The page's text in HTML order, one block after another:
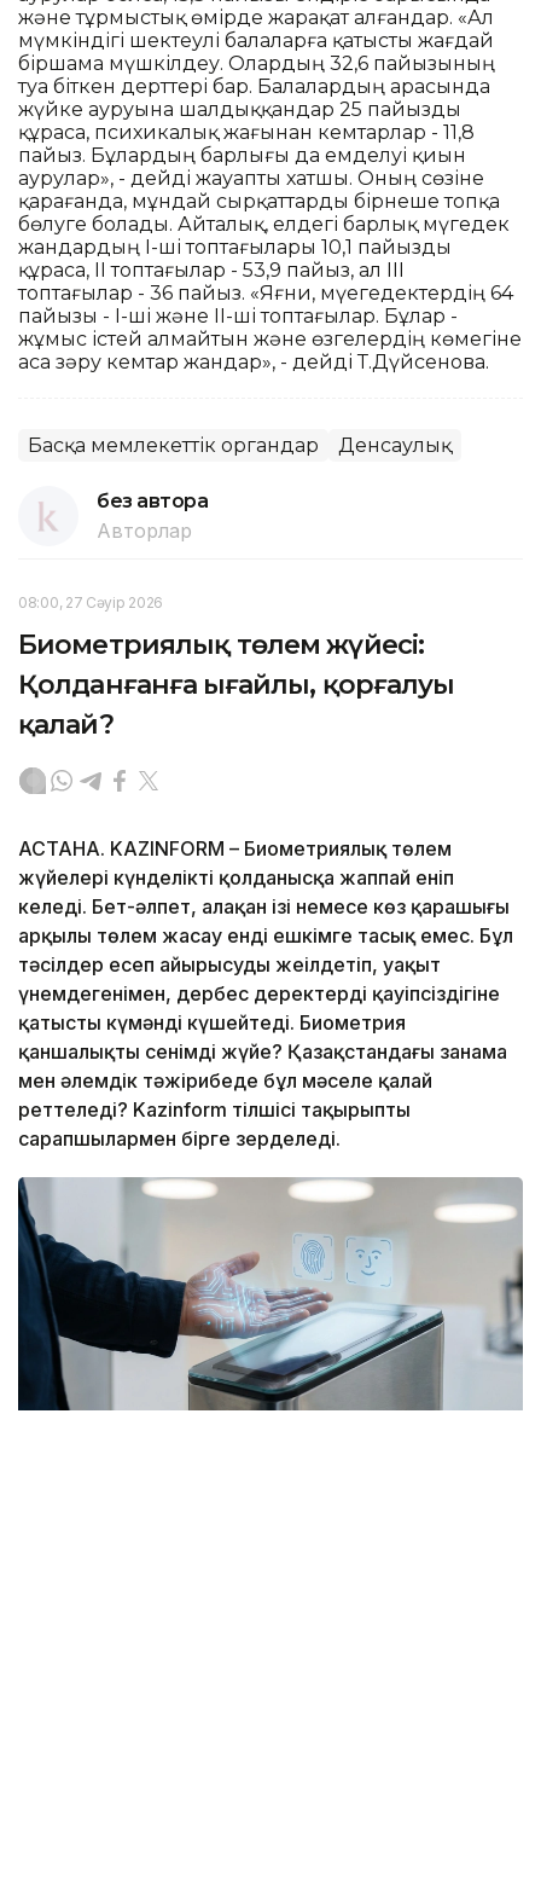
және тұрмыстық өмірде жарақат алғандар. «Ал
мүмкіндігі шектеулі балаларға қатысты жағдай
біршама мүшкілдеу. Олардың 32,6 пайызының
туа біткен дерттері бар. Балалардың арасында
жүйке ауруына шалдыққандар 25 пайызды
құраса, психикалық жағынан кемтарлар - 11,8
пайыз. Бұлардың барлығы да емделуі қиын
аурулар», - дейді жауапты хатшы. Оның сөзіне
қарағанда, мұндай сырқаттарды бірнеше топқа
бөлуге болады. Айталық, елдегі барлық мүгедек
жандардың I-ші топтағылары 10,1 пайызды
құраса, II топтағылар - 53,9 пайыз, ал III
топтағылар - 36 пайыз. «Яғни, мүегедектердің 64
пайызы - I-ші және II-ші топтағылар. Бұлар -
жұмыс істей алмайтын және өзгелердің көмегіне
аса зәру кемтар жандар», - дейді Т.Дүйсенова.
Басқа мемлекеттік органдар Денсаулық
без автора
Авторлар
08:00, 27 Сәуір 2026
Биометриялық төлем жүйесі:
Қолданғанға ыңғайлы, қорғалуы
қалай?
АСТАНА. KAZINFORM – Биометриялық төлем
жүйелері күнделікті қолданысқа жаппай еніп
келеді. Бет-әлпет, алақан ізі немесе көз қарашығы
арқылы төлем жасау енді ешкімге таңсық емес. Бұл
тәсілдер есеп айырысуды жеңілдетіп, уақыт
үнемдегенімен, дербес деректердің қауіпсіздігіне
қатысты күмәнді күшейтеді. Биометрия
қаншалықты сенімді жүйе? Қазақстандағы заңнама
мен әлемдік тәжірибеде бұл мәселе қалай
реттеледі? Kazinform тілшісі тақырыпты
сарапшылармен бірге зерделеді.